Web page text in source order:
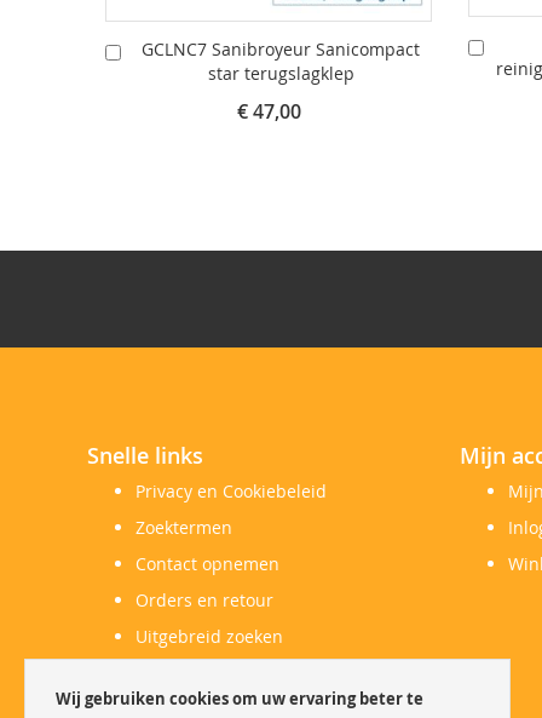
Wij gebruiken cookies om uw ervaring beter te
GCLNC7 Sanibroyeur Sanicompact
star terugslagklep
€ 47,00
Winkelwagen
Snelle links
Privacy en Cookiebeleid
Zoektermen
Contact opnemen
Orders en retour
Uitgebreid zoeken
Klachtenregeling
Mijn